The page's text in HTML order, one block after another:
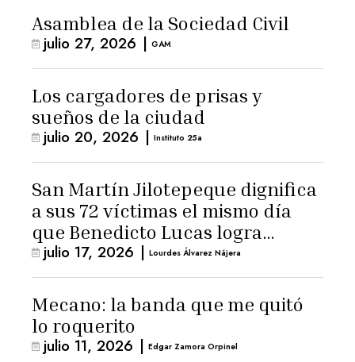
Asamblea de la Sociedad Civil
julio 27, 2026 | GAM
Los cargadores de prisas y
sueños de la ciudad
julio 20, 2026 | Instituto 25a
San Martín Jilotepeque dignifica
a sus 72 víctimas el mismo día
que Benedicto Lucas logra
arresto domiciliario
julio 17, 2026 | Lourdes Álvarez Nájera
Mecano: la banda que me quitó
lo roquerito
julio 11, 2026 | Edgar Zamora Orpinel